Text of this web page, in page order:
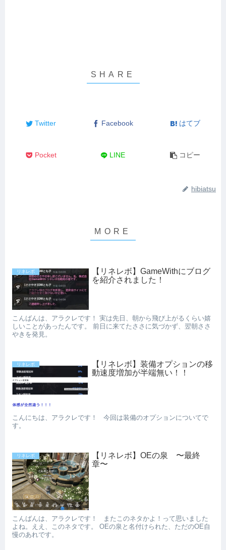
Twitter Facebook はてブ
Pocket LINE コピー
hibiatsu
リネレボ
【リネレボ】GameWithにブログ
を紹介されました！
こんばんは、アラクレです！ 実は先日、朝から飛び上がるくらい嬉
しいことがあったんです。 前日に来てたささに気づかず、翌朝ささ
やきを発見。
リネレボ
【リネレボ】装備オプションの移
動速度増加が半端無い！！
こんにちは、アラクレです！ 今回は装備のオプションについてで
す。
リネレボ
【リネレボ】OEの泉 〜最終
章〜
こんばんは、アラクレです！ またこのネタかよ！って思いました
よね。ええ、このネタです。 OEの泉と名付けられた、ただのOE自
慢のあれです。